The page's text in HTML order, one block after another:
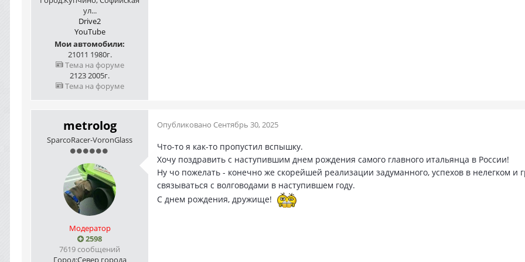
ул...
Drive2
YouTube
Мои автомобили:
21011 1980г.
Тема на форуме
2123 2005г.
Тема на форуме
metrolog
SparcoRacer-VoronGlass
Модератор
2598
7619 сообщений
Город:Север города
Опубликовано Сентябрь 30, 2025
Что-то я как-то пропустил вспышку.
Хочу поздравить с наступившим днем рождения самого главного итальянца в России!
Ну чо пожелать - конечно же скорейшей реализации задуманного, успехов в нелегком
связываться с волговодами в наступившем году.
С днем рождения, дружище!